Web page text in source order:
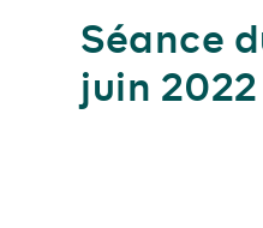
Séance
juin 2022